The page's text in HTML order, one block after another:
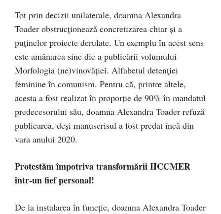
Tot prin decizii unilaterale, doamna Alexandra
Toader obstrucționează concretizarea chiar și a
puținelor proiecte derulate. Un exemplu în acest sens
este amânarea sine die a publicării volumului
Morfologia (ne)vinovăţiei. Alfabetul detenţiei
feminine în comunism. Pentru că, printre altele,
acesta a fost realizat în proporție de 90% în mandatul
predecesorului său, doamna Alexandra Toader refuză
publicarea, deși manuscrisul a fost predat încă din
vara anului 2020.
Protestăm împotriva transformării IICCMER
într-un fief personal!
De la instalarea în funcție, doamna Alexandra Toader